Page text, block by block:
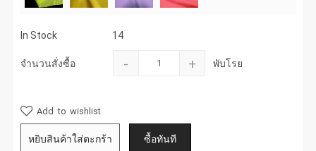
In Stock 14
จำนวนสั่งซื้อ - + พับโรย
Add to wishlist